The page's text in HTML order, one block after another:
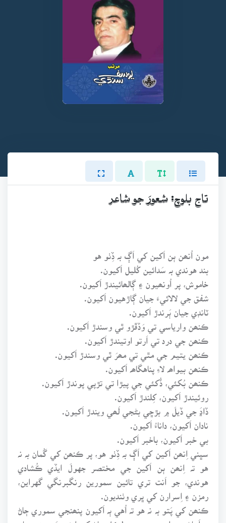
تاج بلوچ: شعورَ جو شاعر
مون اُنھن ٻن اَکين کي اَڳ بہ ڏِٺو هو
بند هوندي بہ سَدائين کُليل اَکيون.
خاموش، پر اُونھيون ۽ ڳالھائيندڙ اَکيون.
شفق جي لالائيءَ جيان ڳاڙهيون اَکيون.
ٽانڊي جيان ٻَرندڙ اَکيون.
ڪنھن وارياسي تي وَڏڦڙو ٿي وسندڙ اَکيون.
ڪنھن جي درد تي اَرتو اوتيندڙ اَکيون.
ڪنھن يتيم جي مٿي تي مھرَ ٿي وسندڙ اَکيون.
ڪنھن بيواھہ لاءِ پناهگاھہ اَکيون.
ڪنھن بُکئي، ڏُکئي جي پيڙا تي تڙپي پوندڙ اَکيون.
روئيندڙ اَکيون، کِلندڙ اَکيون.
ڏاڍَ جي ڏيلَ ۾ بڙڇي بڻجي لَھي ويندڙ اَکيون.
نادان اَکيون، داناءُ اَکيون.
بي خبر اَکيون، باخبر اَکيون.
سڀني اِنھن اَکين کي اَڳ بہ ڏِٺو هو، پر ڪنھن کي گُمان بہ نہ
هو تہ اِنھن ٻن اَکين جي مختصر جهولَ ايڏي ڪُشادي
هوندي، جو اَنت تري تائين سمورين رنگبرنگي گهراين،
رمزن ۽ اِسرارن کي ڀري وٺنديون.
ڪنھن کي پَتو بہ نہ هو تہ اُهي ٻہ اَکيون پنھنجي سموري ڄاڻ
- اَڄاڻ وسيلي صدين جي لِڪل ڄاڻ کي اِيئن سَربستو بيان